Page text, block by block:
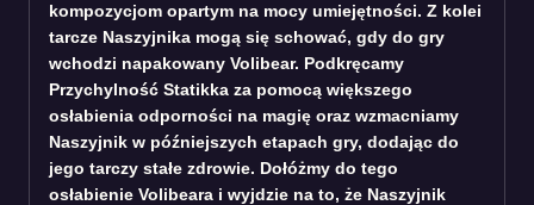
kompozycjom opartym na mocy umiejętności. Z kolei
tarcze Naszyjnika mogą się schować, gdy do gry
wchodzi napakowany Volibear. Podkręcamy
Przychylność Statikka za pomocą większego
osłabienia odporności na magię oraz wzmacniamy
Naszyjnik w późniejszych etapach gry, dodając do
jego tarczy stałe zdrowie. Dołóżmy do tego
osłabienie Volibeara i wyjdzie na to, że Naszyjnik